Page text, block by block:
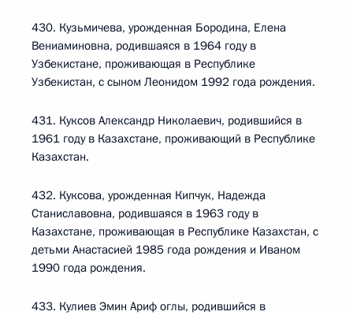
430. Кузьмичева, урожденная Бородина, Елена
Вениаминовна, родившаяся в 1964 году в
Узбекистане, проживающая в Республике
Узбекистан, с сыном Леонидом 1992 года рождения.
431. Куксов Александр Николаевич, родившийся в
1961 году в Казахстане, проживающий в Республике
Казахстан.
432. Куксова, урожденная Кипчук, Надежда
Станиславовна, родившаяся в 1963 году в
Казахстане, проживающая в Республике Казахстан, с
детьми Анастасией 1985 года рождения и Иваном
1990 года рождения.
433. Кулиев Эмин Ариф оглы, родившийся в